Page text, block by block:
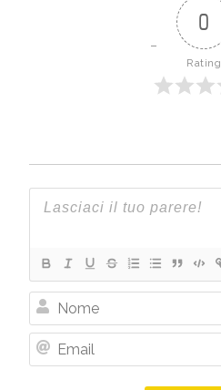
0
Rating
Nome